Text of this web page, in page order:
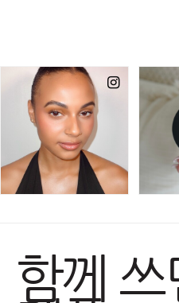
함께